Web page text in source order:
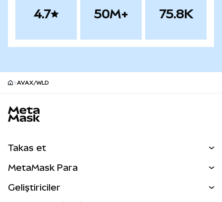
4.7 50M+ 75.8K
AVAX/WLD
Takas et
Perps
MetaMask Para
Geliştiriciler